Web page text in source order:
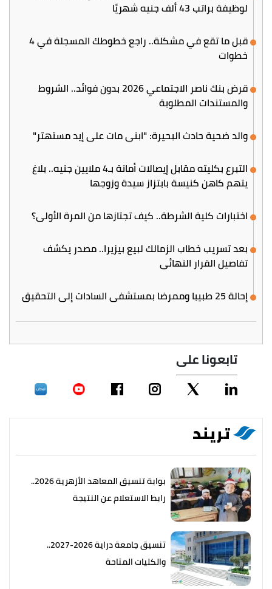
لوظيفة براتب 43 ألف جنيه شهريًا
قبل ما تقع في مشكلة.. راجع خطوطك المسجلة في 4
خطوات
قرض بنك ناصر الاجتماعي 2026 بدون فوائد.. الشروط
والمستندات المطلوبة
والد ضحية حادث البحيرة: "ابني مات على إيد مستهتر"
التبرع بكليته مقابل إيصالات أمانة بـ4 ملايين جنيه.. بلاغ
يتهم كاهن كنيسة بابتزاز سيدة وزوجها
اختبارات كلية الشرطة.. كيف تجتازها من المرة الأولى؟
بعد تسريب خطاب الزمالك لبيع بيزيرا.. مصدر يكشف
تفاصيل القرار النهائي
إحالة 25 طبيبا وممرضا بمستشفى السادات إلى التحقيق
تابعونا على
تريند
بوابة تنسيق المعاهد الأزهرية 2026..
رابط الاستعلام عن النتيجة
تنسيق جامعة دراية 2026-2027..
والكليات المتاحة